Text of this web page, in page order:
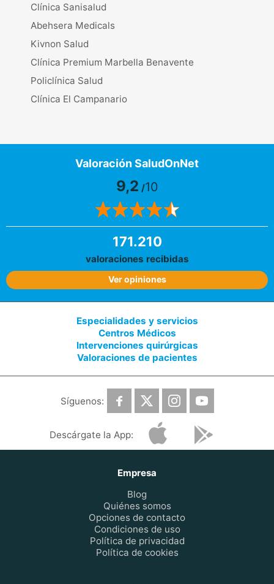
Clínica Sanisalud
Abehsera Medicals
Kivnon Salud
Clínica Premium Marbella Benavente
Policlínica Salud
Clínica El Campanario
Valoración SaludOnNet
9,2 /10
171.210
valoraciones recibidas
Ver opiniones
Especialidades y servicios
Centros Médicos
Intervenciones quirúrgicas
Valoraciones de pacientes
Síguenos:
Descárgate la App:
Empresa
Blog
Quiénes somos
Opciones de contacto
Condiciones de uso
Política de privacidad
Política de cookies